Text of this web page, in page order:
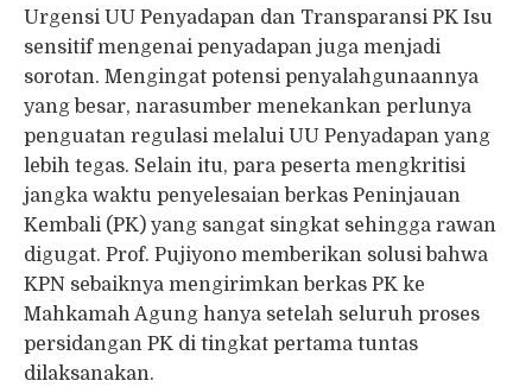
Urgensi UU Penyadapan dan Transparansi PK Isu
sensitif mengenai penyadapan juga menjadi
sorotan. Mengingat potensi penyalahgunaannya
yang besar, narasumber menekankan perlunya
penguatan regulasi melalui UU Penyadapan yang
lebih tegas. Selain itu, para peserta mengkritisi
jangka waktu penyelesaian berkas Peninjauan
Kembali (PK) yang sangat singkat sehingga rawan
digugat. Prof. Pujiyono memberikan solusi bahwa
KPN sebaiknya mengirimkan berkas PK ke
Mahkamah Agung hanya setelah seluruh proses
persidangan PK di tingkat pertama tuntas
dilaksanakan.